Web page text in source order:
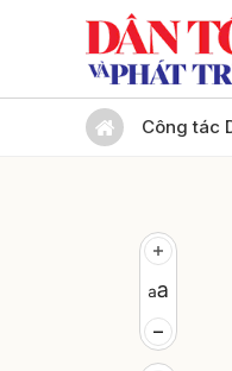
Công tác